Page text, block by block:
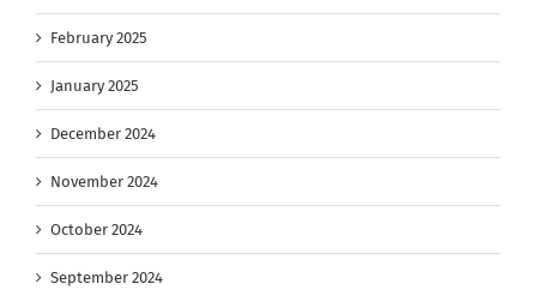
February 2025
January 2025
December 2024
November 2024
October 2024
September 2024